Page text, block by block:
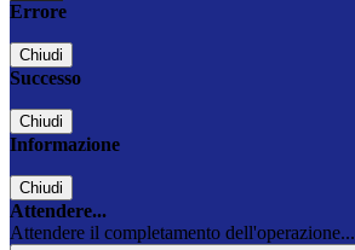
Errore
Chiudi
Successo
Chiudi
Informazione
Chiudi
Attendere...
Attendere il completamento dell'operazione...